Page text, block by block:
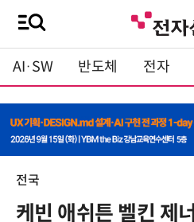
AI·SW 반도체 전자
전국
케빈 애쉬튼 벨킨 제